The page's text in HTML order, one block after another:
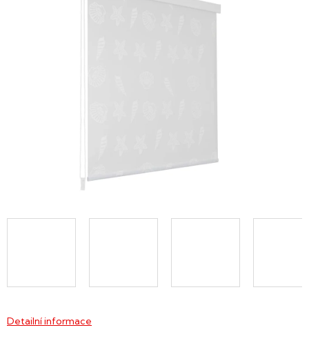
Detailní informace